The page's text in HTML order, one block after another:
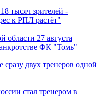
тысяч зрителей -
к РПЛ растёт"
области 27 августа
ФК "Томь"
сразу двух тренеров одной
стал тренером в